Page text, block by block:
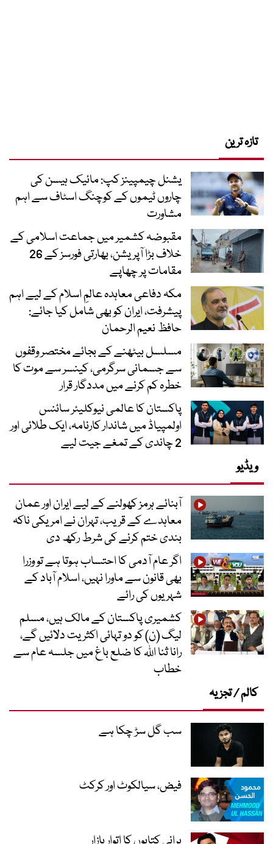
تازہ ترین
یشنل چیمپینز کپ: مائیک ہیسن کی
چاروں ٹیموں کے کوچنگ اسٹاف سے اہم
مشاورت
مقبوضہ کشمیر میں جماعت اسلامی کے
خلاف بڑا آپریشن، بھارتی فورسز کے 26
مقامات پر چھاپے
مکہ دفاعی معاہدہ عالمِ اسلام کے لیے اہم
پیشرفت، ایران کو بھی شامل کیا جائے:
حافظ نعیم الرحمان
مسلسل بیٹھنے کے بجائے مختصر وقفوں
سے جسمانی سرگرمی، کینسر سے موت کا
خطرہ کم کرنے میں مددگار قرار
پاکستان کا عالمی نیوکلیئر سائنس
اولمپیاڈ میں شاندار کارنامہ، ایک طلائی اور
2 چاندی کے تمغے جیت لیے
ویڈیو
آبنائے ہرمز کھولنے کے لیے ایران اور عمان
معاہدے کے قریب، تہران نے امریکی ناکہ
بندی ختم کرنے کی شرط رکھ دی
اگر عام آدمی کا احتساب ہوتا ہے تو وزرا
بھی قانون سے ماورا نہیں، اسلام آباد کے
شہریوں کی رائے
کشمیری پاکستان کے مالک ہیں، مسلم
لیگ (ن) کو دو تہائی اکثریت دلائیں گے،
رانا ثنا اللہ کا ضلع باغ میں جلسہ عام سے
خطاب
کالم / تجزیہ
سب گل سڑ چکا ہے
فیض، سیالکوٹ اور کرکٹ